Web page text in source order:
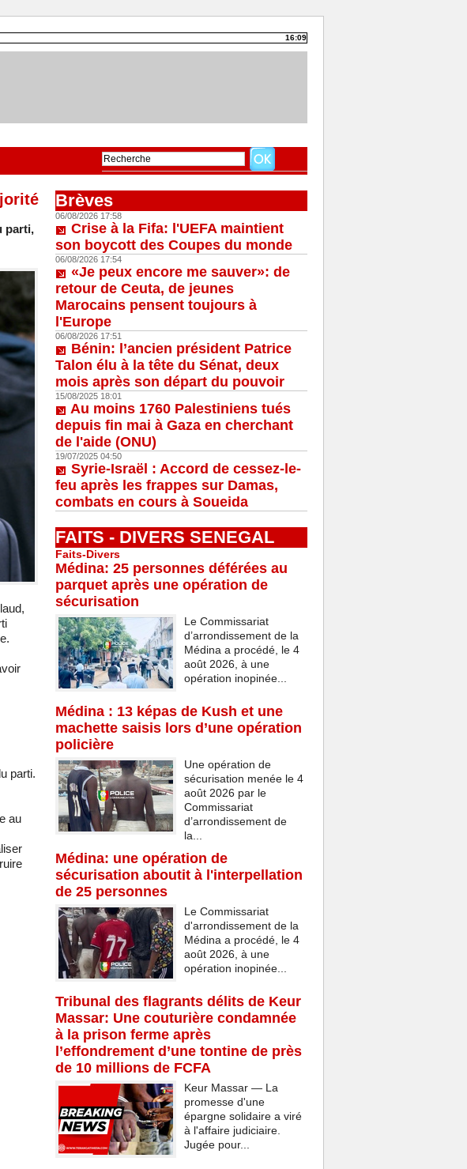
16:09
parti,
parti.
au
Brèves
06/08/2026 17:58
Crise à la Fifa: l'UEFA maintient
son boycott des Coupes du monde
06/08/2026 17:54
«Je peux encore me sauver»: de
retour de Ceuta, de jeunes
Marocains pensent toujours à
l'Europe
06/08/2026 17:51
Bénin: l’ancien président Patrice
Talon élu à la tête du Sénat, deux
mois après son départ du pouvoir
15/08/2025 18:01
Au moins 1760 Palestiniens tués
depuis fin mai à Gaza en cherchant
de l'aide (ONU)
19/07/2025 04:50
Syrie-Israël : Accord de cessez-le-
feu après les frappes sur Damas,
combats en cours à Soueida
FAITS - DIVERS SENEGAL
Faits-Divers
Médina: 25 personnes déférées au
parquet après une opération de
sécurisation
Le Commissariat
d’arrondissement de la
Médina a procédé, le 4
août 2026, à une
opération inopinée...
Médina : 13 képas de Kush et une
machette saisis lors d’une opération
policière
Une opération de
sécurisation menée le 4
août 2026 par le
Commissariat
d’arrondissement de
la...
Médina: une opération de
sécurisation aboutit à l'interpellation
de 25 personnes
Le Commissariat
d'arrondissement de la
Médina a procédé, le 4
août 2026, à une
opération inopinée...
Tribunal des flagrants délits de Keur
Massar: Une couturière condamnée
à la prison ferme après
l’effondrement d’une tontine de près
de 10 millions de FCFA
Keur Massar — La
promesse d'une
épargne solidaire a viré
à l'affaire judiciaire.
Jugée pour...